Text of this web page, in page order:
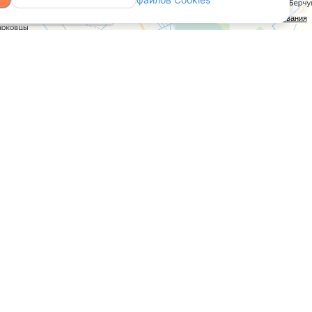
Условия использования